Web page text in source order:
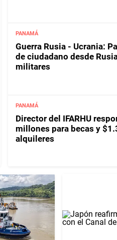
PANAMÁ
Guerra Rusia - Ucrania:
de ciudadano desde
militares
PANAMÁ
Director del IFARHU
millones para becas y
alquileres